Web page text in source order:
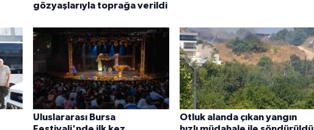
gözyaşlarıyla toprağa verildi
Uluslararası Bursa
Otluk alanda çıkan yangın